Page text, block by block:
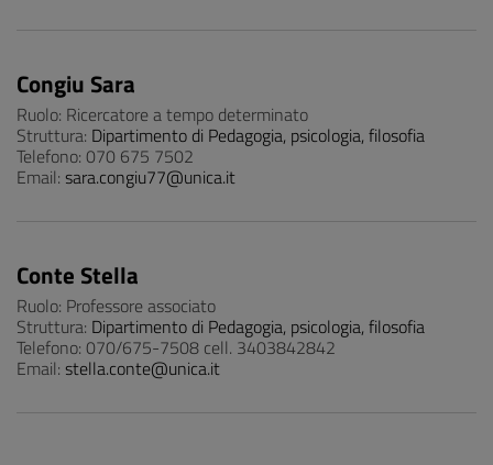
Congiu Sara
Ruolo: Ricercatore a tempo determinato
Struttura: Dipartimento di Pedagogia, psicologia, filosofia
Telefono: 070 675 7502
Email: sara.congiu77@unica.it
Conte Stella
Ruolo: Professore associato
Struttura: Dipartimento di Pedagogia, psicologia, filosofia
Telefono: 070/675-7508 cell. 3403842842
Email: stella.conte@unica.it